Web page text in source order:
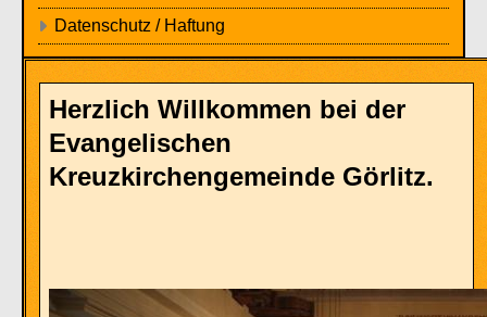
Datenschutz / Haftung
Herzlich Willkommen bei der
Evangelischen
Kreuzkirchengemeinde Görlitz.